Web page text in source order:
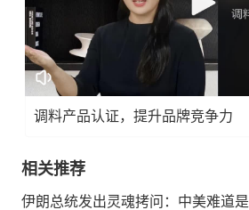
调料产品认证，提升品牌竞争力
相关推荐
伊朗总统发出灵魂拷问：中美难道是